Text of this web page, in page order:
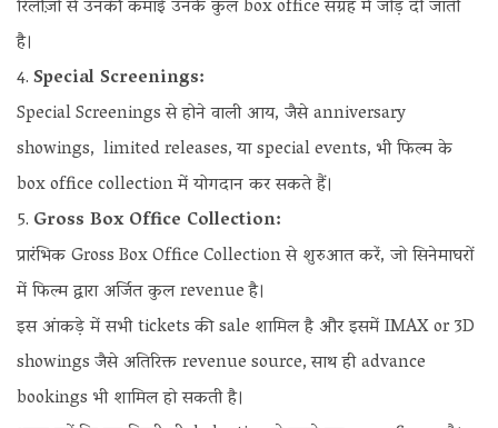
रिलीज़ों से उनकी कमाई उनके कुल box office संग्रह में जोड़ दी जाती
है।
Special Screenings:
Special Screenings से होने वाली आय, जैसे anniversary
showings, limited releases, या special events, भी फिल्म के
box office collection में योगदान कर सकते हैं।
Gross Box Office Collection:
प्रारंभिक Gross Box Office Collection से शुरुआत करें, जो सिनेमाघरों
में फिल्म द्वारा अर्जित कुल revenue है।
इस आंकड़े में सभी tickets की sale शामिल है और इसमें IMAX or 3D
showings जैसे अतिरिक्त revenue source, साथ ही advance
bookings भी शामिल हो सकती है।